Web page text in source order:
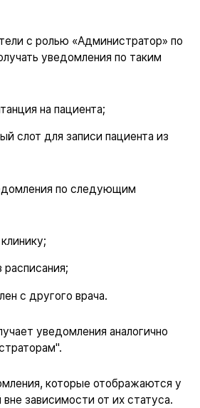
с ролью «Администратор» по
уведомления по таким
на пациента;
слот для записи пациента из
по следующим
расписания;
с другого врача.
уведомления аналогично
которые отображаются у
вне зависимости от их статуса.